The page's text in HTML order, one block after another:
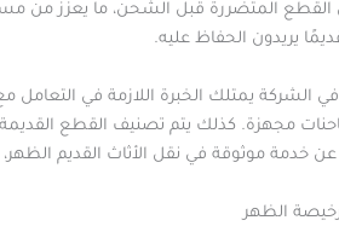
المتضررة قبل الشحن، ما يعزز من
يريدون الحفاظ عليه.
الشركة يمتلك الخبرة اللازمة في التعامل
مجهزة. كذلك يتم تصنيف القطع
عن خدمة موثوقة في نقل الأثاث القديم
الظهر